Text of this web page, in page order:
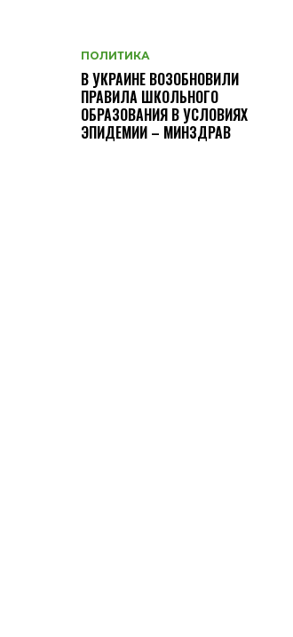
ПОЛИТИКА
В УКРАИНЕ ВОЗОБНОВИЛИ
ПРАВИЛА ШКОЛЬНОГО
ОБРАЗОВАНИЯ В УСЛОВИЯХ
ЭПИДЕМИИ – МИНЗДРАВ